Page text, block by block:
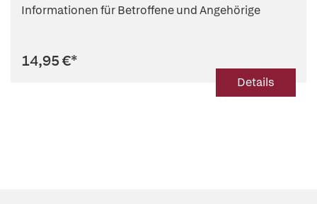
Informationen für Betroffene und Angehörige
14,95 €*
Details